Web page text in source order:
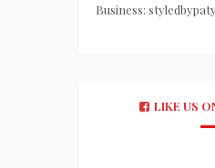
Business:
LIKE US